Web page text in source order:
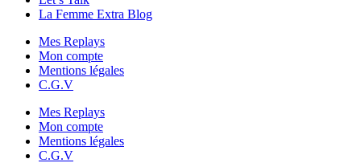
La Femme Extra Blog
Mes Replays
Mon compte
Mentions légales
C.G.V
Mes Replays
Mon compte
Mentions légales
C.G.V